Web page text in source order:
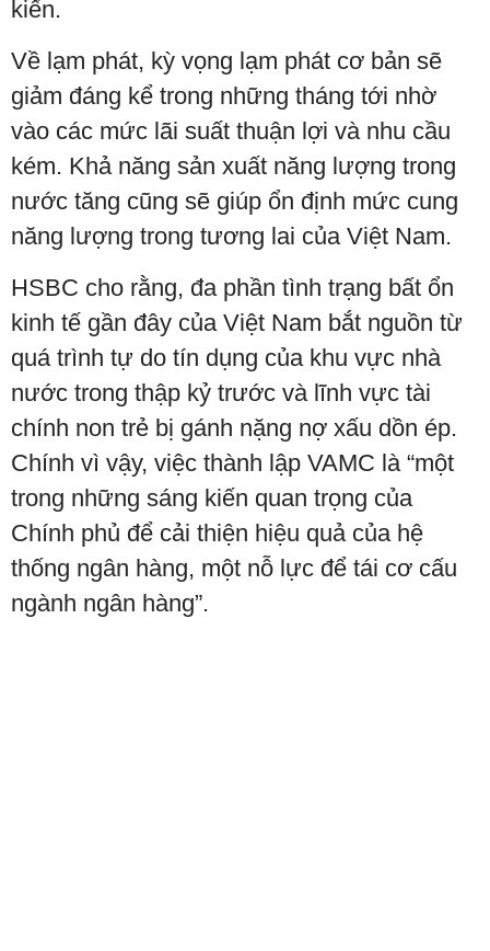
kiến.
Về lạm phát, kỳ vọng lạm phát cơ bản sẽ
giảm đáng kể trong những tháng tới nhờ
vào các mức lãi suất thuận lợi và nhu cầu
kém. Khả năng sản xuất năng lượng trong
nước tăng cũng sẽ giúp ổn định mức cung
năng lượng trong tương lai của Việt Nam.
HSBC cho rằng, đa phần tình trạng bất ổn
kinh tế gần đây của Việt Nam bắt nguồn từ
quá trình tự do tín dụng của khu vực nhà
nước trong thập kỷ trước và lĩnh vực tài
chính non trẻ bị gánh nặng nợ xấu dồn ép.
Chính vì vậy, việc thành lập VAMC là “một
trong những sáng kiến quan trọng của
Chính phủ để cải thiện hiệu quả của hệ
thống ngân hàng, một nỗ lực để tái cơ cấu
ngành ngân hàng”.